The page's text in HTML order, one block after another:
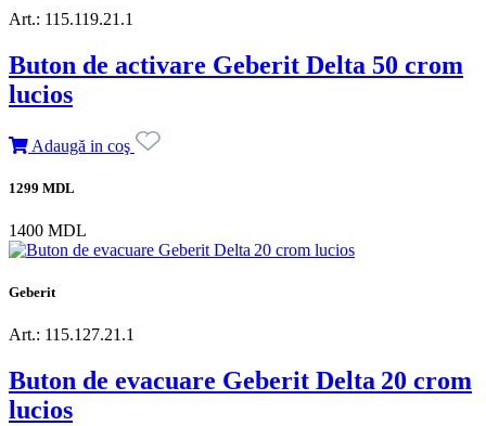
Art.: 115.119.21.1
Buton de activare Geberit Delta 50 crom
lucios
Adaugă in coş
1299 MDL
1400 MDL
Geberit
Art.: 115.127.21.1
Buton de evacuare Geberit Delta 20 crom
lucios